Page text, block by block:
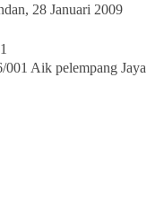
28 Januari 2009
Aik pelempang Jaya